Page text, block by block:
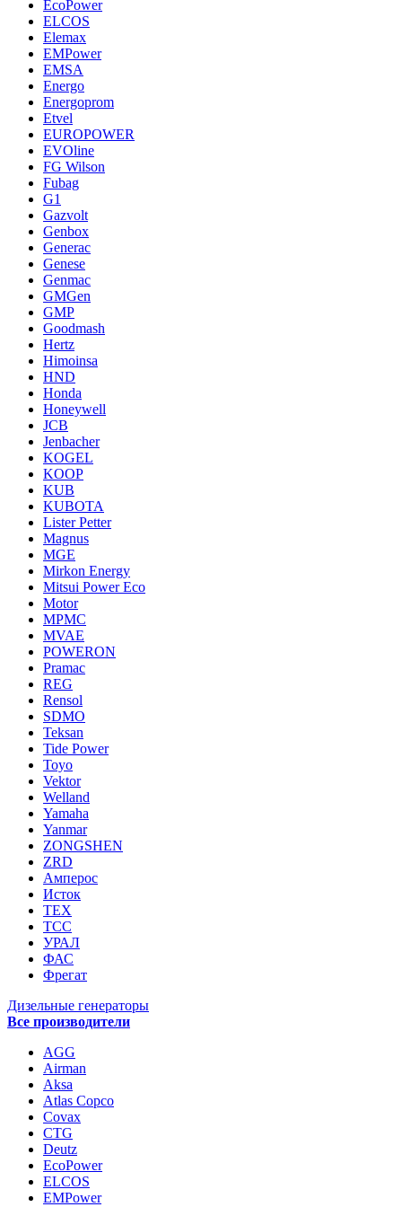
EcoPower
ELCOS
Elemax
EMPower
EMSA
Energo
Energoprom
Etvel
EUROPOWER
EVOline
FG Wilson
Fubag
G1
Gazvolt
Genbox
Generac
Genese
Genmac
GMGen
GMP
Goodmash
Hertz
Himoinsa
HND
Honda
Honeywell
JCB
Jenbacher
KOGEL
KOOP
KUB
KUBOTA
Lister Petter
Magnus
MGE
Mirkon Energy
Mitsui Power Eco
Motor
MPMC
MVAE
POWERON
Pramac
REG
Rensol
SDMO
Teksan
Tide Power
Toyo
Vektor
Welland
Yamaha
Yanmar
ZONGSHEN
ZRD
Амперос
Исток
ТЕХ
ТСС
УРАЛ
ФАС
Фрегат
Дизельные генераторы
Все производители
AGG
Airman
Aksa
Atlas Copco
Covax
CTG
Deutz
EcoPower
ELCOS
EMPower